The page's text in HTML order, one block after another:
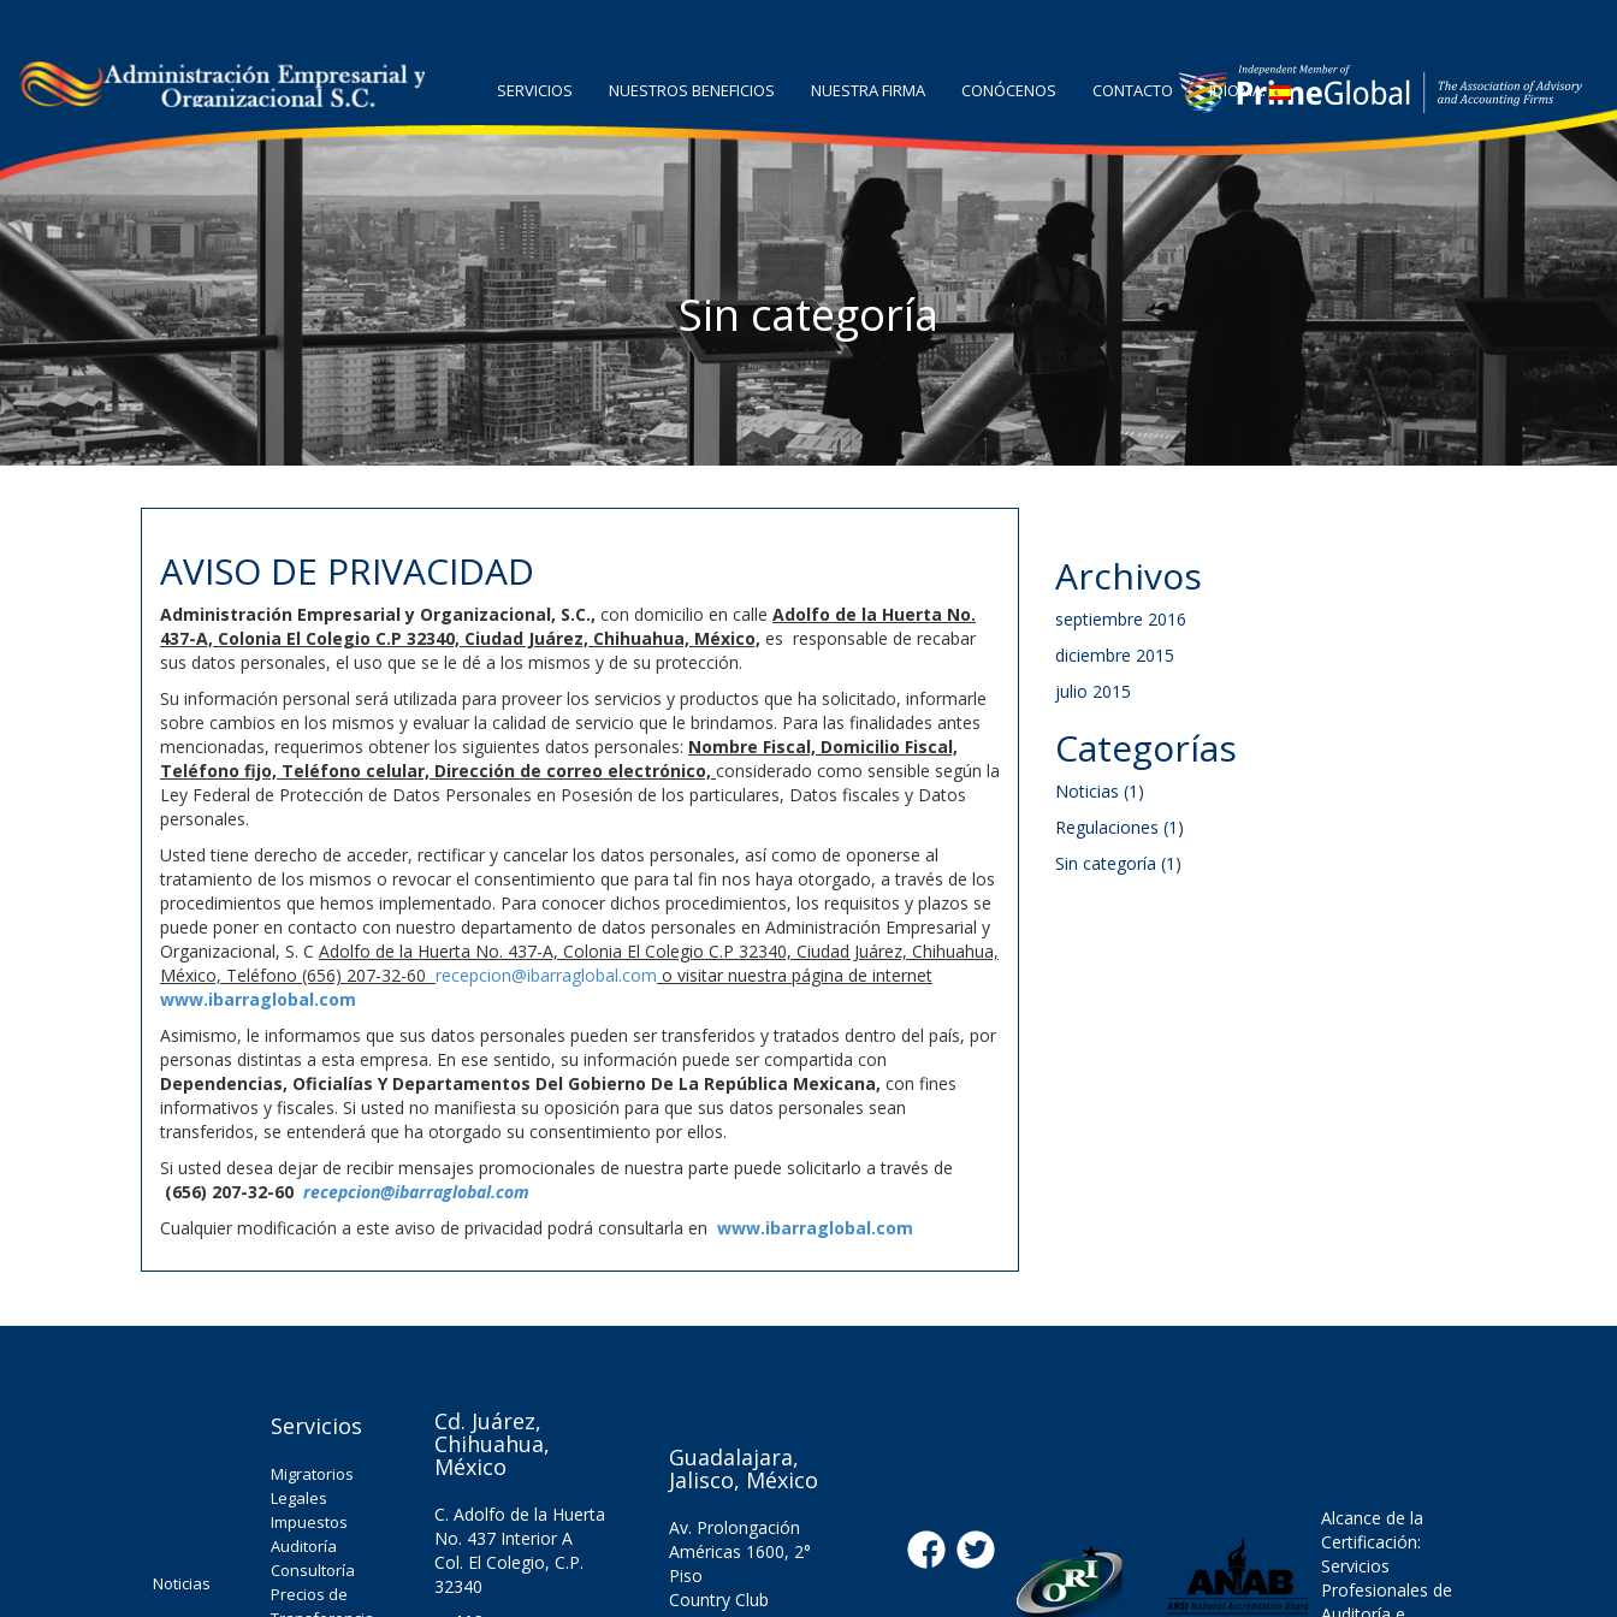
SERVICIOS NUESTROS BENEFICIOS NUESTRA FIRMA CONÓCENOS CONTACTO IDIOMA:
Sin categoría
AVISO DE PRIVACIDAD
Administración Empresarial y Organizacional, S.C., con domicilio en calle Adolfo de la Huerta No.
437-A, Colonia El Colegio C.P 32340, Ciudad Juárez, Chihuahua, México, es responsable de recabar
sus datos personales, el uso que se le dé a los mismos y de su protección.
Su información personal será utilizada para proveer los servicios y productos que ha solicitado, informarle
sobre cambios en los mismos y evaluar la calidad de servicio que le brindamos. Para las finalidades antes
mencionadas, requerimos obtener los siguientes datos personales: Nombre Fiscal, Domicilio Fiscal,
Teléfono fijo, Teléfono celular, Dirección de correo electrónico, considerado como sensible según la
Ley Federal de Protección de Datos Personales en Posesión de los particulares, Datos fiscales y Datos
personales.
Usted tiene derecho de acceder, rectificar y cancelar los datos personales, así como de oponerse al
tratamiento de los mismos o revocar el consentimiento que para tal fin nos haya otorgado, a través de los
procedimientos que hemos implementado. Para conocer dichos procedimientos, los requisitos y plazos se
puede poner en contacto con nuestro departamento de datos personales en Administración Empresarial y
Organizacional, S. C Adolfo de la Huerta No. 437-A, Colonia El Colegio C.P 32340, Ciudad Juárez, Chihuahua,
México, Teléfono (656) 207-32-60 recepcion@ibarraglobal.com o visitar nuestra página de internet
www.ibarraglobal.com
Asimismo, le informamos que sus datos personales pueden ser transferidos y tratados dentro del país, por
personas distintas a esta empresa. En ese sentido, su información puede ser compartida con
Dependencias, Oficialías Y Departamentos Del Gobierno De La República Mexicana, con fines
informativos y fiscales. Si usted no manifiesta su oposición para que sus datos personales sean
transferidos, se entenderá que ha otorgado su consentimiento por ellos.
Si usted desea dejar de recibir mensajes promocionales de nuestra parte puede solicitarlo a través de
(656) 207-32-60 recepcion@ibarraglobal.com
Cualquier modificación a este aviso de privacidad podrá consultarla en www.ibarraglobal.com
Archivos
septiembre 2016
diciembre 2015
julio 2015
Categorías
Noticias (1)
Regulaciones (1)
Sin categoría (1)
Noticias
Servicios
Migratorios
Legales
Impuestos
Auditoría
Consultoría
Precios de
Cd. Juárez,
Chihuahua,
México
C. Adolfo de la Huerta
No. 437 Interior A
Col. El Colegio, C.P.
32340
Guadalajara,
Jalisco, México
Av. Prolongación
Américas 1600, 2°
Piso
Country Club
Alcance de la
Certificación:
Servicios
Profesionales de